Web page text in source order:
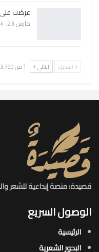
عرضت على
مارس 23, 2024
السابق التالي 1 من 13٬790
قصيدة: منصة إبداعية للشعر
الوصول السريع
الرئيسية
البحور الشعرية​